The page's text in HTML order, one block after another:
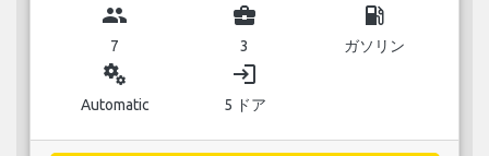
group
7
business_center
3
local_gas_station
ガソリン
miscellaneous_services
Automatic
login
5 ドア